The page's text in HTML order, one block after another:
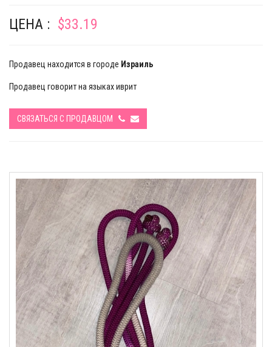
ЦЕНА : $33.19
Продавец находится в городе Израиль
Продавец говорит на языках иврит
СВЯЗАТЬСЯ С ПРОДАВЦОМ